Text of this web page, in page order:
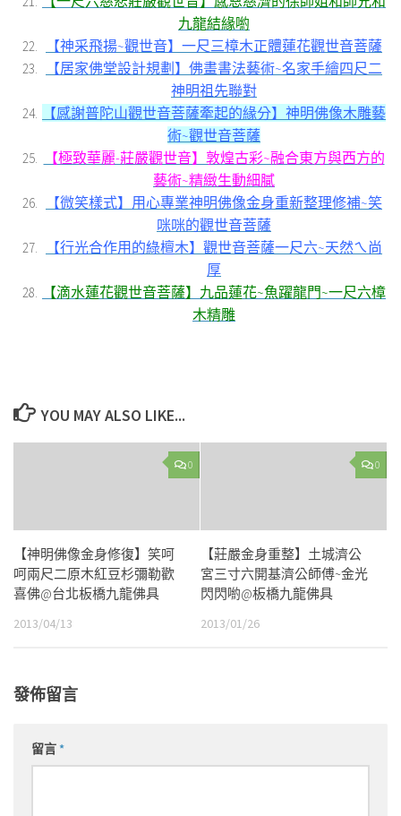
九龍結緣喲
【神采飛揚~觀世音】一尺三樟木正體蓮花觀世音菩薩
【居家佛堂設計規劃】佛畫書法藝術~名家手繪四尺二
神明祖先聯對
【感謝普陀山觀世音菩薩牽起的緣分】神明佛像木雕藝
術~觀世音菩薩
【極致華麗-莊嚴觀世音】敦煌古彩~融合東方與西方的
藝術~精緻生動細膩
【微笑樣式】用心專業神明佛像金身重新整理修補~笑
咪咪的觀世音菩薩
【行光合作用的綠檀木】觀世音菩薩一尺六~天然ㄟ尚
厚
【滴水蓮花觀世音菩薩】九品蓮花~魚躍龍門~一尺六樟
木精雕
YOU MAY ALSO LIKE...
0
【神明佛像金身修復】笑呵
呵兩尺二原木紅豆杉彌勒歡
喜佛@台北板橋九龍佛具
2013/04/13
0
【莊嚴金身重整】土城濟公
宮三寸六開基濟公師傅~金光
閃閃喲@板橋九龍佛具
2013/01/26
發佈留言
留言*